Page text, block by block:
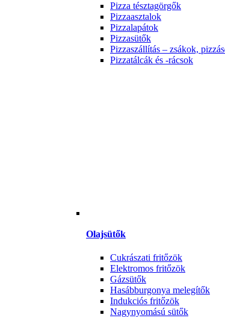
Pizza tésztagörgők
Pizzaasztalok
Pizzalapátok
Pizzasütők
Pizzaszállítás – zsákok,
Pizzatálcák és -rácsok
Olajsütők
Cukrászati fritőzök
Elektromos fritőzök
Gázsütők
Hasábburgonya melegítők
Indukciós fritőzök
Nagynyomású sütők